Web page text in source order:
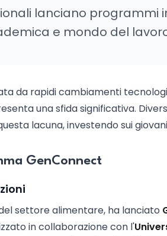
lanciano programmi
e mondo del
da rapidi cambiamenti
una sfida significativa.
lacuna, investendo sui
GenConnect
settore alimentare, ha lanciato
in collaborazione con l'